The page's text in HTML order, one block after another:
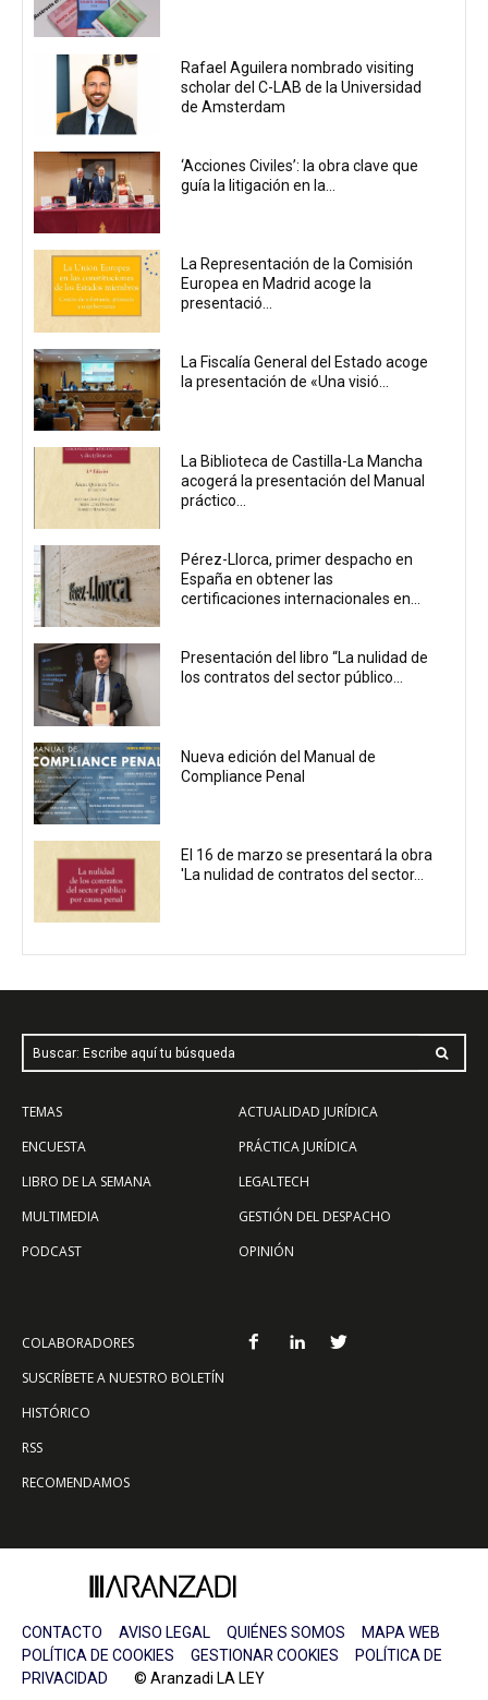
Rafael Aguilera nombrado visiting
scholar del C-LAB de la Universidad
de Amsterdam
‘Acciones Civiles’: la obra clave que
guía la litigación en la...
La Representación de la Comisión
Europea en Madrid acoge la
presentació...
La Fiscalía General del Estado acoge
la presentación de «Una visió...
La Biblioteca de Castilla-La Mancha
acogerá la presentación del Manual
práctico...
Pérez-Llorca, primer despacho en
España en obtener las
certificaciones internacionales en...
Presentación del libro “La nulidad de
los contratos del sector público...
Nueva edición del Manual de
Compliance Penal
El 16 de marzo se presentará la obra
'La nulidad de contratos del sector...
Buscar: Escribe aquí tu búsqueda
TEMAS
ENCUESTA
LIBRO DE LA SEMANA
MULTIMEDIA
PODCAST
ACTUALIDAD JURÍDICA
PRÁCTICA JURÍDICA
LEGALTECH
GESTIÓN DEL DESPACHO
OPINIÓN
COLABORADORES
SUSCRÍBETE A NUESTRO BOLETÍN
HISTÓRICO
RSS
RECOMENDAMOS
CONTACTO AVISO LEGAL QUIÉNES SOMOS
MAPA WEB
POLÍTICA DE COOKIES
GESTIONAR COOKIES
POLÍTICA DE
PRIVACIDAD © Aranzadi LA LEY